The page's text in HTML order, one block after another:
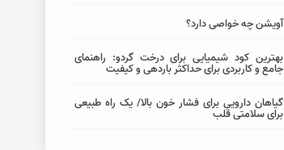
آویشن چه خواصی دارد؟
بهترین کود شیمیایی برای درخت گردو: راهنمای
جامع و کاربردی برای حداکثر باردهی و کیفیت
گیاهان دارویی برای فشار خون بالا/ یک راه طبیعی
برای سلامتی قلب